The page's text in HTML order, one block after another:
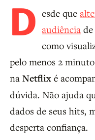
D esde que
audiência
como
pelo menos 2
na Netflix é
dúvida. Não ajuda
dados de seus hits,
desperta confiança.